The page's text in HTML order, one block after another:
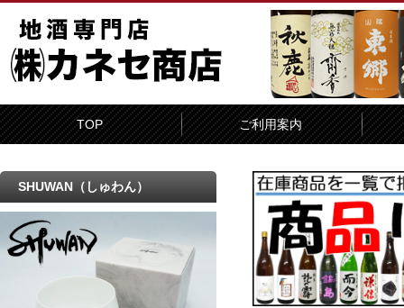
TOP ご利用案内
SHUWAN（しゅわん）